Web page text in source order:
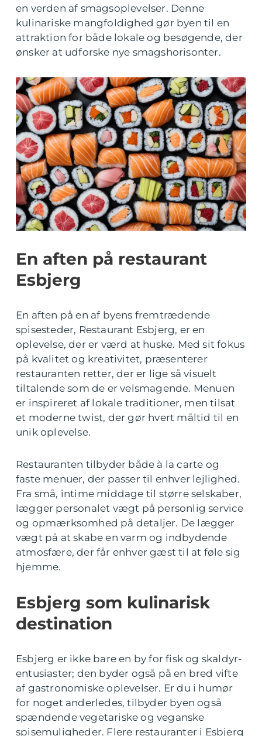
en verden af smagsoplevelser. Denne
kulinariske mangfoldighed gør byen til en
attraktion for både lokale og besøgende, der
ønsker at udforske nye smagshorisonter.
En aften på restaurant
Esbjerg
En aften på en af byens fremtrædende
spisesteder, Restaurant Esbjerg, er en
oplevelse, der er værd at huske. Med sit fokus
på kvalitet og kreativitet, præsenterer
restauranten retter, der er lige så visuelt
tiltalende som de er velsmagende. Menuen
er inspireret af lokale traditioner, men tilsat
et moderne twist, der gør hvert måltid til en
unik oplevelse.
Restauranten tilbyder både à la carte og
faste menuer, der passer til enhver lejlighed.
Fra små, intime middage til større selskaber,
lægger personalet vægt på personlig service
og opmærksomhed på detaljer. De lægger
vægt på at skabe en varm og indbydende
atmosfære, der får enhver gæst til at føle sig
hjemme.
Esbjerg som kulinarisk
destination
Esbjerg er ikke bare en by for fisk og skaldyr-
entusiaster; den byder også på en bred vifte
af gastronomiske oplevelser. Er du i humør
for noget anderledes, tilbyder byen også
spændende vegetariske og veganske
spisemuligheder. Flere restauranter i Esbjerg